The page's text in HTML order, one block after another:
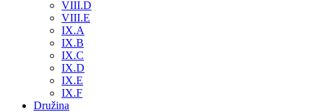
VIII.D
VIII.E
IX.A
IX.B
IX.C
IX.D
IX.E
IX.F
Družina